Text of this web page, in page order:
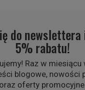
do newslettera
5% rabatu!
Raz w miesiącu
blogowe, nowości
oraz oferty promocyjne.